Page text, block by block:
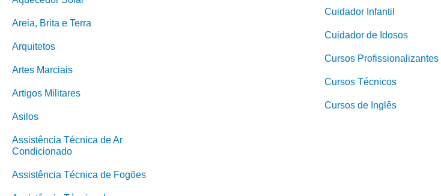
Areia, Brita e Terra
Arquitetos
Artes Marciais
Artigos Militares
Asilos
Assistência Técnica de Ar
Condicionado
Assistência Técnica de Fogões
Cuidador Infantil
Cuidador de Idosos
Cursos Profissionalizantes
Cursos Técnicos
Cursos de Inglês